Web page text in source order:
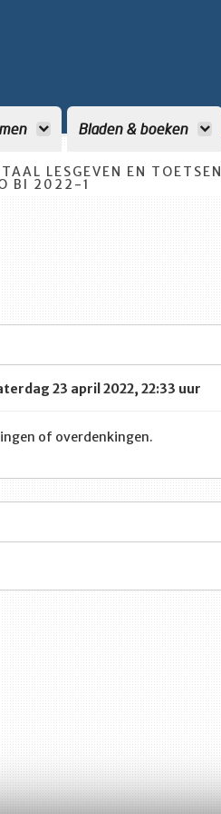
Bladen & boeken
LESGEVEN EN TOETSEN
BI 2022-1
23 april 2022, 22:33 uur
of overdenkingen.